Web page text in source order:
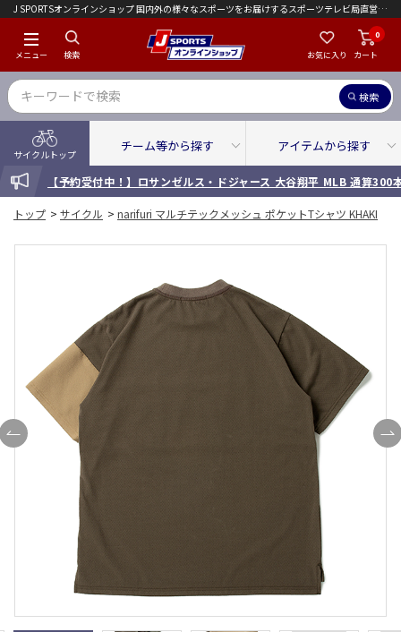
J SPORTSオンラインショップ 国内外の様々なスポーツをお届けするスポーツテレビ局直営店｜会員限定初回ご注文送料無料キャンペーン実施中！
メニュー 検索 お気に入り カート
0
検索
サイクルトップ
チーム等から探す
アイテムから探す
INFORMATION【予約受付中！】ロサンゼルス・ドジャース 大谷翔平 MLB 通算300
トップ > サイクル > narifuri マルチテックメッシュ ポケットTシャツ KHAKI